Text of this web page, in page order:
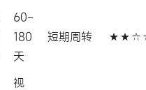
60-
180
天
短期周转
视